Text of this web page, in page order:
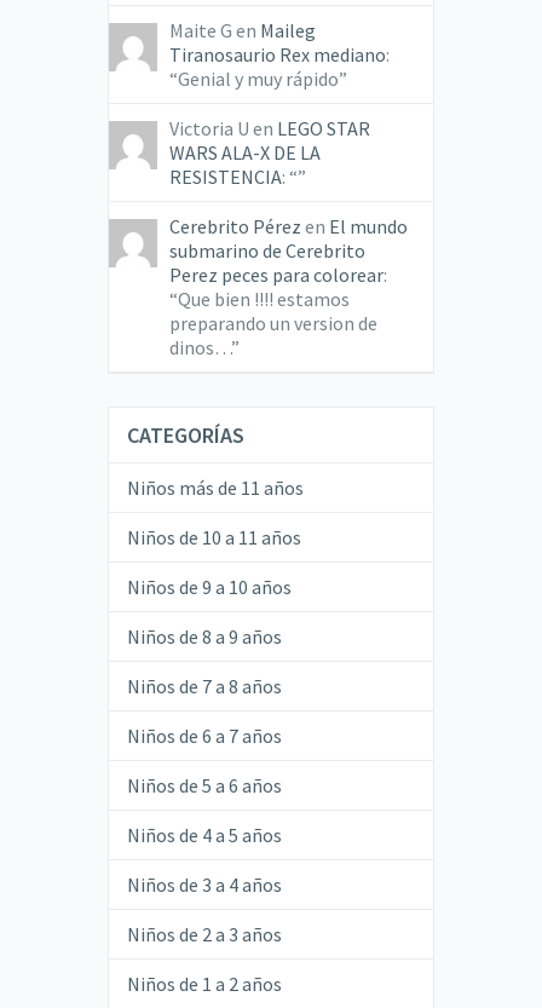
Maite G en Maileg
Tiranosaurio Rex mediano:
“Genial y muy rápido”
Victoria U en LEGO STAR
WARS ALA-X DE LA
RESISTENCIA: “”
Cerebrito Pérez en El mundo
submarino de Cerebrito
Perez peces para colorear:
“Que bien !!!! estamos
preparando un version de
dinos… ”
CATEGORÍAS
Niños más de 11 años
Niños de 10 a 11 años
Niños de 9 a 10 años
Niños de 8 a 9 años
Niños de 7 a 8 años
Niños de 6 a 7 años
Niños de 5 a 6 años
Niños de 4 a 5 años
Niños de 3 a 4 años
Niños de 2 a 3 años
Niños de 1 a 2 años